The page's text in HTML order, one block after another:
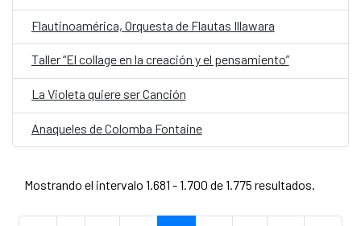
Flautinoamérica, Orquesta de Flautas Illawara
Taller “El collage en la creación y el pensamiento”
La Violeta quiere ser Canción
Anaqueles de Colomba Fontaine
Mostrando el intervalo 1.681 - 1.700 de 1.775 resultados.